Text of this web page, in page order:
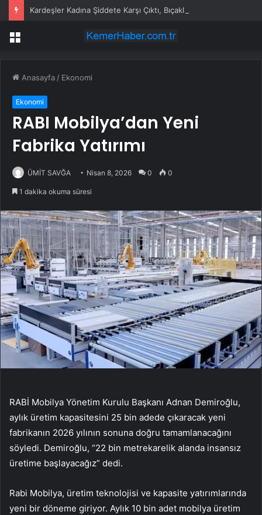
Kardeşler Kadına Şiddete Karşı Çıktı, Bıçaklandı
Menü
Anasayfa / Ekonomi
Ekonomi
RABI Mobilya’dan Yeni
Fabrika Yatırımı
ÜMİT SAVĞA Nisan 8, 2026 0 0
1 dakika okuma süresi
RABİ Mobilya Yönetim Kurulu Başkanı Adnan Demiroğlu,
aylık üretim kapasitesini 25 bin adede çıkaracak yeni
fabrikanın 2026 yılının sonuna doğru tamamlanacağını
söyledi. Demiroğlu, “22 bin metrekarelik alanda insansız
üretime başlayacağız” dedi.
Rabi Mobilya, üretim teknolojisi ve kapasite yatırımlarında
yeni bir döneme giriyor. Aylık 10 bin adet mobilya üretim